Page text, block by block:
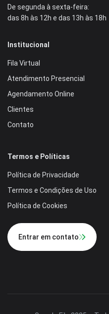
De segunda à sexta-feira:
das 8h às 12h e das 13h às 18h
Institucional
Fila Virtual
Atendimento Presencial
Agendamento Online
Clientes
Contato
Termos e Políticas
Política de Privacidade
Termos e Condições de Uso
Política de Cookies
Entrar em contato